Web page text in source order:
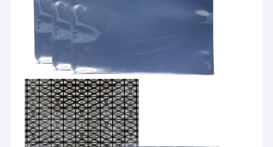
Cadeira do tamborete do ESD
Anti acessórios estáticos
novo
smt
tela do esd